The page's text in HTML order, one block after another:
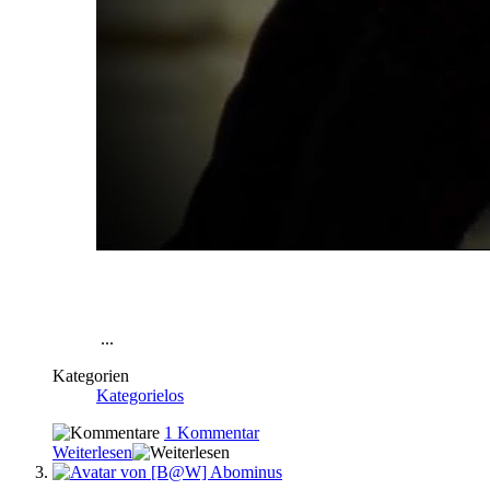
...
Kategorien
Kategorielos
1 Kommentar
Weiterlesen